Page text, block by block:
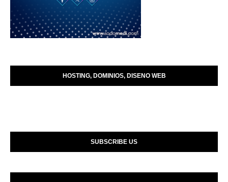
HOSTING, DOMINIOS, DISENO WEB
SUBSCRIBE US